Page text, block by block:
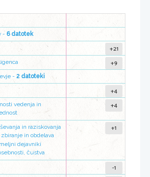
- 6 datotek
+21
+9
- 2 datoteki
+4
vedenja in
+4
in raziskovanja
in obdelava
dejavniki
čustva
+1
-1